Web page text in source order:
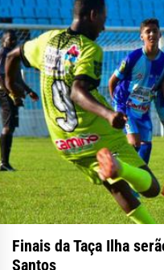
Finais da Taça Ilha
Santos